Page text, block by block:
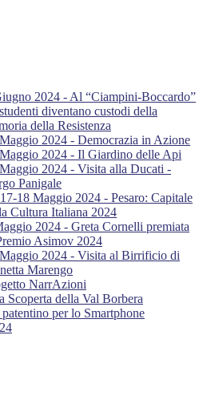
2024 - Al “Ciampini-Boccardo”
diventano custodi della
della Resistenza
2024 - Democrazia in Azione
2024 - Il Giardino delle Api
2024 - Visita alla Ducati -
Panigale
18 Maggio 2024 - Pesaro: Capitale
Cultura Italiana 2024
2024 - Greta Cornelli premiata
Asimov 2024
2024 - Visita al Birrificio di
Marengo
NarrAzioni
Scoperta della Val Borbera
per lo Smartphone